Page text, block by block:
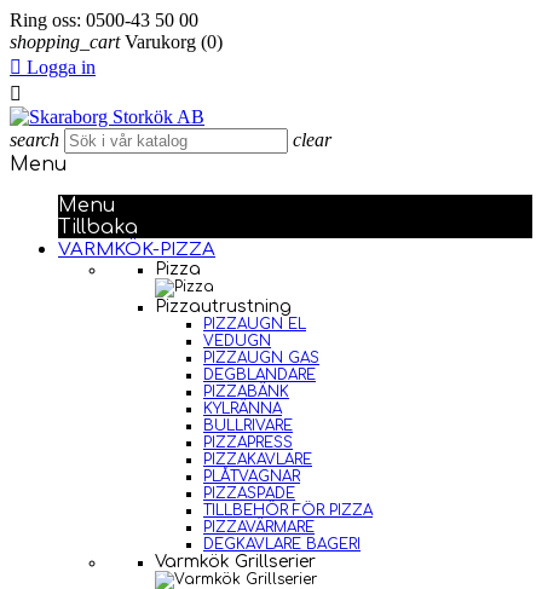
Ring oss: 0500-43 50 00
shopping_cart Varukorg (0)
 Logga in

search clear
Menu
Menu
Tillbaka
VARMKÖK-PIZZA
Pizza
Pizzautrustning
PIZZAUGN EL
VEDUGN
PIZZAUGN GAS
DEGBLANDARE
PIZZABÄNK
KYLRÄNNA
BULLRIVARE
PIZZAPRESS
PIZZAKAVLARE
PLÅTVAGNAR
PIZZASPADE
TILLBEHÖR FÖR PIZZA
PIZZAVÄRMARE
DEGKAVLARE BAGERI
Varmkök Grillserier